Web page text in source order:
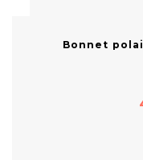
Bonnet